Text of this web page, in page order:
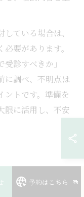
ている場合は、
要があります。
診すべきか」
に調べ、不明点は
ントです。準備を
限に活用し、不安
予約はこちら